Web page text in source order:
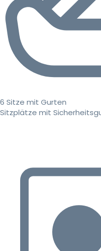
6 Sitze mit Gurten
Sitzplätze mit